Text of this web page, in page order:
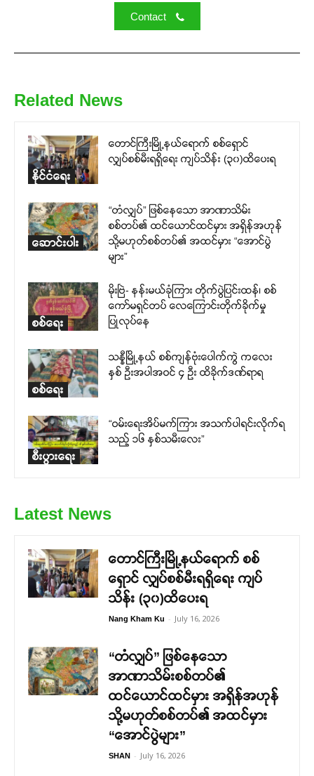
Contact
Related News
နိုင်ငံရေး
တောင်ကြီးမြို့နယ်ရောက် စစ်ရှောင်
လျှပ်စစ်မီးရရှိရေး ကျပ်သိန်း (၃၀)ထိပေးရ
ဆောင်းပါး
“တံလျှပ်” ဖြစ်နေသော အာဏာသိမ်း
စစ်တပ်၏ ထင်ယောင်ထင်မှား အရှိန်အဟုန်
သို့မဟုတ်စစ်တပ်၏ အထင်မှား “အောင်ပွဲ
များ”
စစ်ရေး
မိုးဗြဲ- နန်းမယ်ခုံကြား တိုက်ပွဲပြင်းထန်၊ စစ်
ကော်မရှင်တပ် လေကြောင်းတိုက်ခိုက်မှု
ပြုလုပ်နေ
စစ်ရေး
သန္နီမြို့နယ် စစ်ကျန်ဗုံးပေါက်ကွဲ ကလေး
နှစ် ဦးအပါအဝင် ၄ ဦး ထိခိုက်ဒဏ်ရာရ
စီးပွားရေး
“ဝမ်းရေးအိပ်မက်ကြား အသက်ပါရင်းလိုက်ရ
သည့် ၁၆ နှစ်သမီးလေး”
Latest News
တောင်ကြီးမြို့နယ်ရောက် စစ်
ရှောင် လျှပ်စစ်မီးရရှိရေး ကျပ်
သိန်း (၃၀)ထိပေးရ
Nang Kham Ku - July 16, 2026
“တံလျှပ်” ဖြစ်နေသော
အာဏာသိမ်းစစ်တပ်၏
ထင်ယောင်ထင်မှား အရှိန်အဟုန်
သို့မဟုတ်စစ်တပ်၏ အထင်မှား
“အောင်ပွဲများ”
SHAN - July 16, 2026